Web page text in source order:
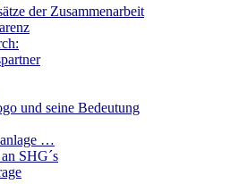
der Zusammenarbeit
und seine Bedeutung
…
SHG´s